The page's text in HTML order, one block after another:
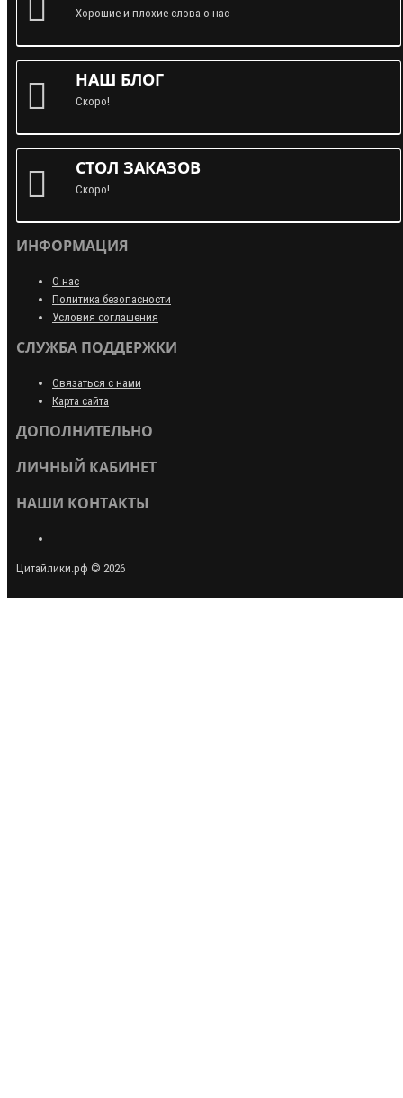
Хорошие и плохие слова о нас
НАШ БЛОГ
Скоро!
СТОЛ ЗАКАЗОВ
Скоро!
ИНФОРМАЦИЯ
О нас
Политика безопасности
Условия соглашения
СЛУЖБА ПОДДЕРЖКИ
Связаться с нами
Карта сайта
ДОПОЛНИТЕЛЬНО
ЛИЧНЫЙ КАБИНЕТ
НАШИ КОНТАКТЫ
Цитайлики.рф © 2026